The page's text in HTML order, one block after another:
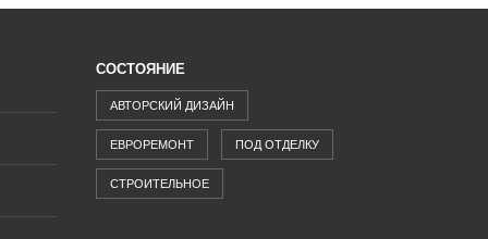
СОСТОЯНИЕ
АВТОРСКИЙ ДИЗАЙН
ЕВРОРЕМОНТ ПОД ОТДЕЛКУ
СТРОИТЕЛЬНОЕ